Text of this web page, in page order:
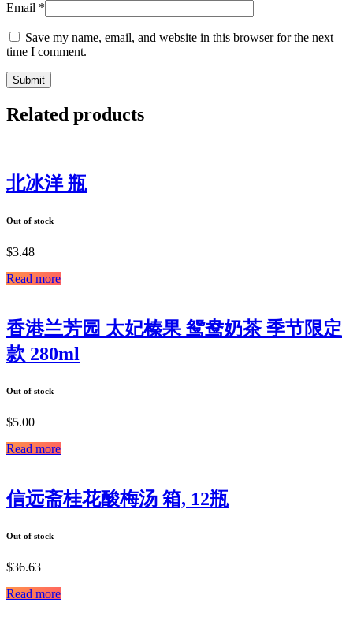
Email *
Save my name, email, and website in this browser for the next
time I comment.
Related products
北冰洋 瓶
Out of stock
$3.48
Read more
香港兰芳园 太妃榛果 鸳鸯奶茶 季节限定
款 280ml
Out of stock
$5.00
Read more
信远斋桂花酸梅汤 箱, 12瓶
Out of stock
$36.63
Read more